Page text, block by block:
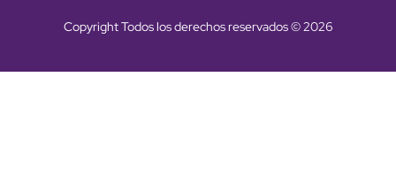
Copyright Todos los derechos reservados © 2026